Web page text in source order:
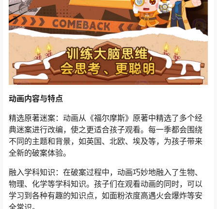
动画内容与特点
精选原著迷案：动画从《福尔摩斯》原著中精选了多个经
典迷案进行改编，使之更适合孩子观看。每一季都会围绕
不同的主题和背景，如英国、北欧、埃及等，为孩子带来
全新的破案体验。
融入学科知识：在破案过程中，动画巧妙地融入了生物、
物理、化学等学科知识。孩子们在观看动画的同时，可以
学习到各种有趣的知识点，如面粉浓度高遇火会爆炸等安
全常识。